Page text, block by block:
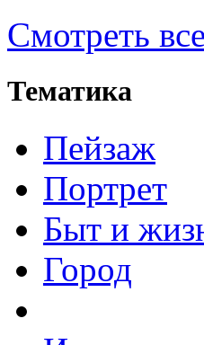
Смотреть все
Тематика
Пейзаж
Портрет
Быт и
Город